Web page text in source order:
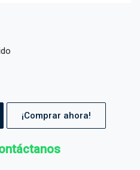
¡Comprar ahora!